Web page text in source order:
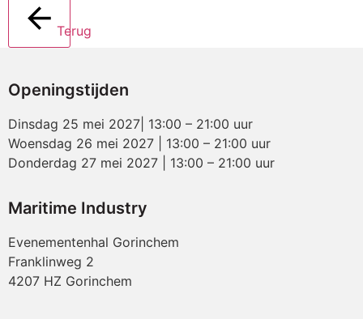
Terug
Openingstijden
Dinsdag 25 mei 2027| 13:00 – 21:00 uur
Woensdag 26 mei 2027 | 13:00 – 21:00 uur
Donderdag 27 mei 2027 | 13:00 – 21:00 uur
Maritime Industry
Evenementenhal Gorinchem
Franklinweg 2
4207 HZ Gorinchem